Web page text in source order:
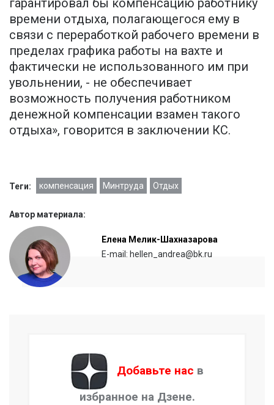
гарантировал бы компенсацию работнику
времени отдыха, полагающегося ему в
связи с переработкой рабочего времени в
пределах графика работы на вахте и
фактически не использованного им при
увольнении, - не обеспечивает
возможность получения работником
денежной компенсации взамен такого
отдыха», говорится в заключении КС.
Теги: компенсация Минтруда Отдых
Автор материала:
Елена Мелик-Шахназарова
E-mail: hellen_andrea@bk.ru
Добавьте нас в
избранное на Дзене.